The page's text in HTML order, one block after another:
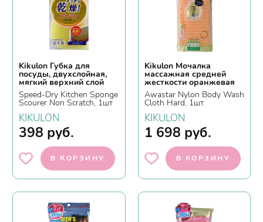
Kikulon Губка для
посуды, двухслойная,
мягкий верхний слой
Speed-Dry Kitchen Sponge
Scourer Non Scratch, 1шт
KIKULON
398 руб.
В КОРЗИНУ
Kikulon Мочалка
массажная средней
жесткости оранжевая
Awastar Nylon Body Wash
Cloth Hard, 1шт.
KIKULON
1 698 руб.
В КОРЗИНУ